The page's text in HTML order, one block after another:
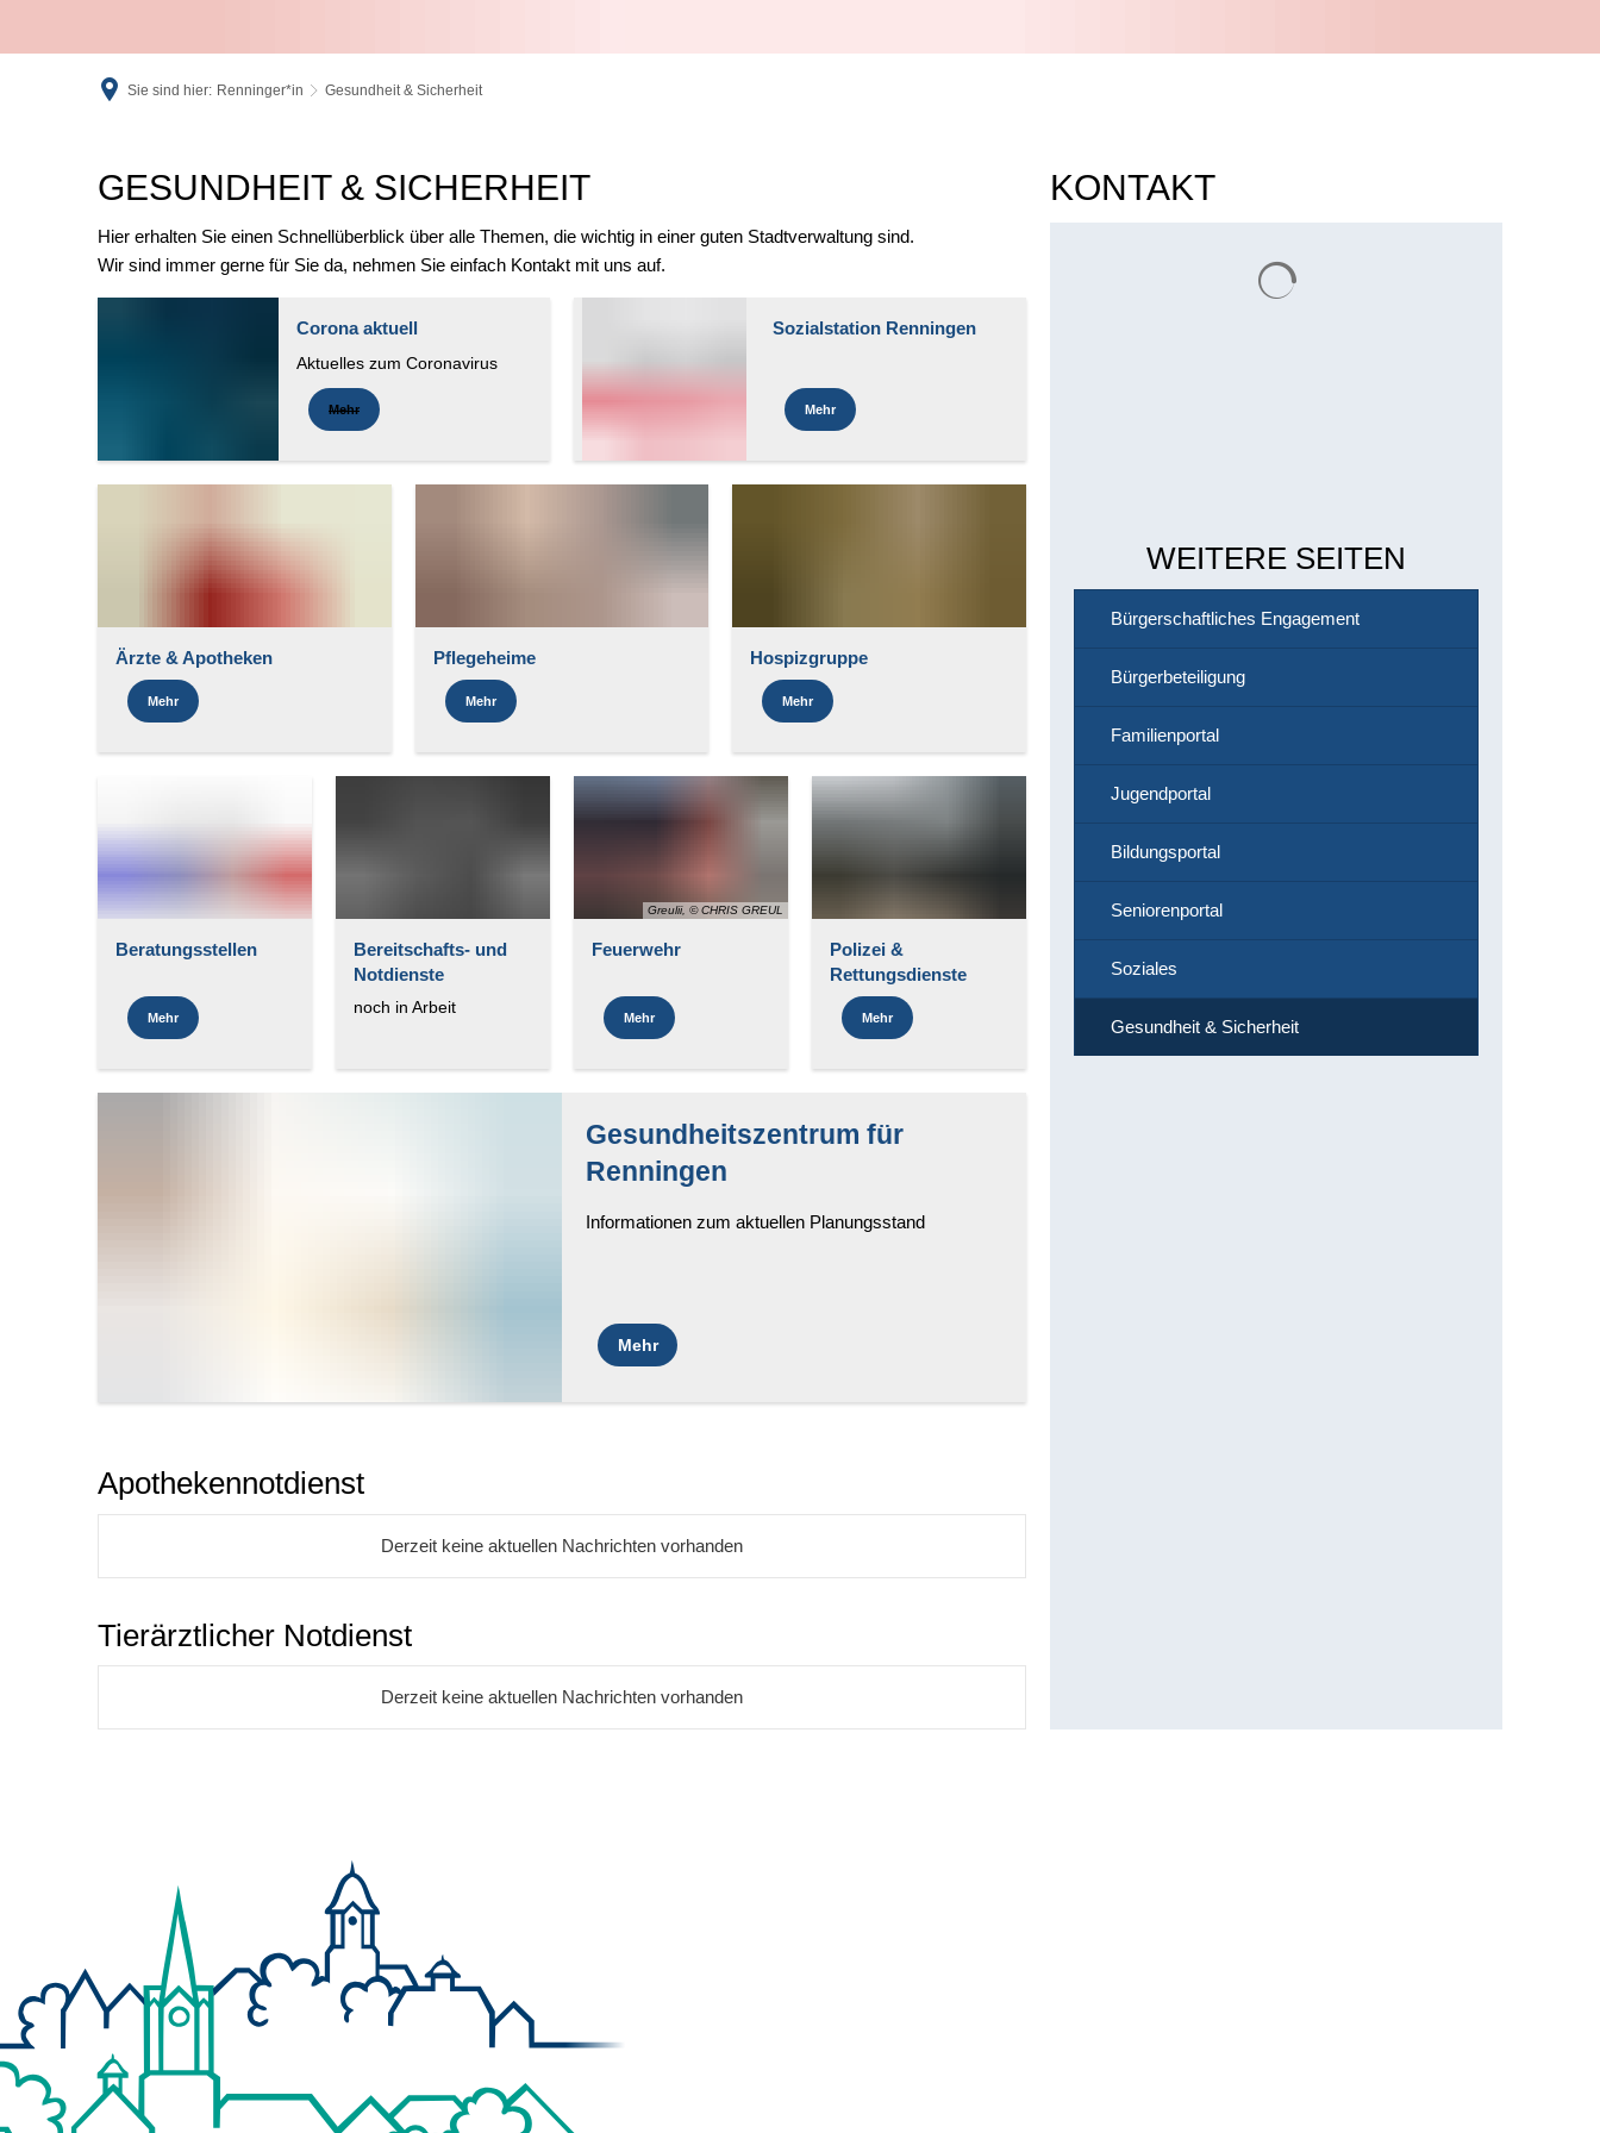
Sie sind hier: Renninger*in Gesundheit & Sicherheit
Gesundheit
Sicherheit
GESUNDHEIT & SICHERHEIT
Hier erhalten Sie einen Schnellüberblick über alle Themen, die wichtig in einer guten Stadtverwaltung sind.
Wir sind immer gerne für Sie da, nehmen Sie einfach Kontakt mit uns auf.
Corona aktuell
Aktuelles zum Coronavirus
Mehr
Sozialstation Renningen
Mehr
Ärzte & Apotheken
Mehr
Pflegeheime
Mehr
Hospizgruppe
Mehr
Beratungsstellen
Mehr
Bereitschafts- und
Notdienste
noch in Arbeit
Greulii, © CHRIS GREUL
Feuerwehr
Mehr
Polizei &
Rettungsdienste
Mehr
Gesundheitszentrum für
Renningen
Informationen zum aktuellen Planungsstand
Mehr
Apothekennotdienst
Derzeit keine aktuellen Nachrichten vorhanden
Tierärztlicher Notdienst
Derzeit keine aktuellen Nachrichten vorhanden
KONTAKT
WEITERE SEITEN
Bürgerschaftliches Engagement
Bürgerbeteiligung
Familienportal
Jugendportal
Bildungsportal
Seniorenportal
Soziales
Gesundheit & Sicherheit